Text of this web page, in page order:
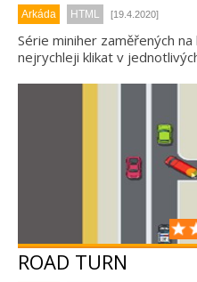
Arkáda HTML [19.4.2020]
Série miniher zaměřených
nejrychleji klikat v
ROAD TURN